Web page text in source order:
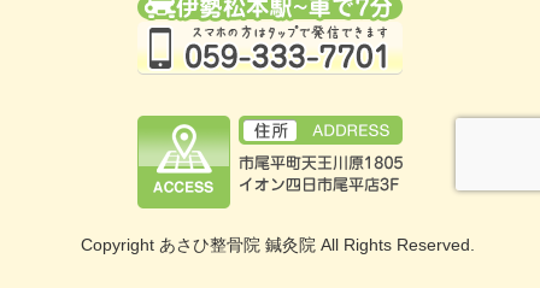
Copyright あさひ整骨院 鍼灸院 All Rights Reserved.